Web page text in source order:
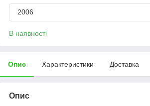
2006
В наявності
Опис Характеристики Доставка
Опис